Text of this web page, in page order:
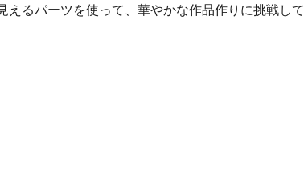
えるパーツを使って、華やかな作品作りに挑戦して